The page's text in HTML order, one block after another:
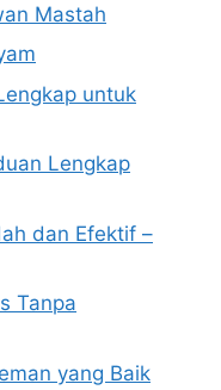
Mastah
untuk
Lengkap
dan Efektif –
Tanpa
yang Baik